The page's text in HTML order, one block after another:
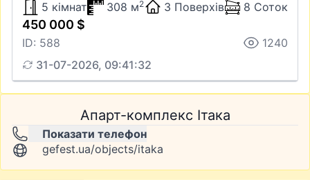
5 кімнат 308 м2 3 Поверхів 8 Соток
450 000 $
ID: 588
1240
31-07-2026, 09:41:32
Апарт-комплекс Ітака
Показати телефон
gefest.ua/objects/itaka